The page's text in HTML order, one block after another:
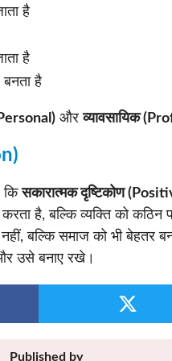
है
है
बनता है
औरव्यावसायिक
किसकारात्मक दृष्टिकोण
है, बल्कि व्यक्ति को कठिन
बल्कि समाज को भी बेहतर
उसे बनाए रखे।
Published by